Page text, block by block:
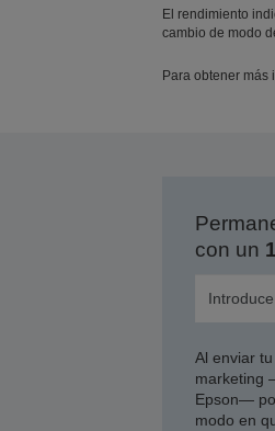
El rendimiento
cambio de modo
Para obtener más
con un
Al enviar
marketing
Epson—
modo en